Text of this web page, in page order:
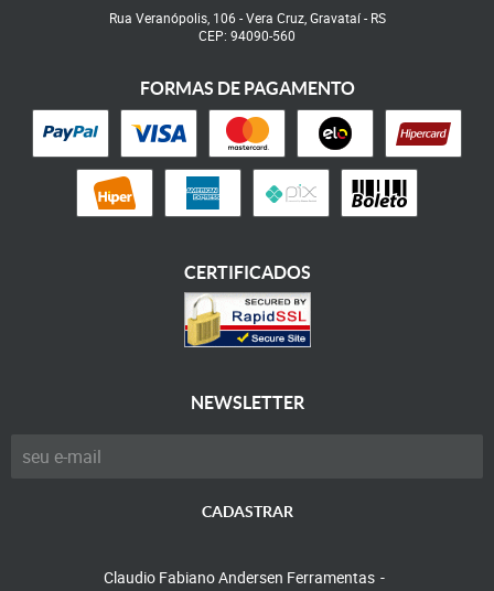
Rua Veranópolis, 106 -Vera Cruz, Gravataí- RS
CEP: 94090-560
FORMAS DE PAGAMENTO
CERTIFICADOS
NEWSLETTER
CADASTRAR
Claudio Fabiano Andersen Ferramentas